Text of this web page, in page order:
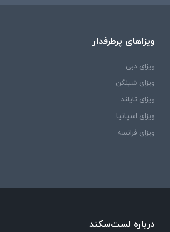
ویزاهای پرطرفدار
ویزای دبی
ویزای شینگن
ویزای تایلند
ویزای اسپانیا
ویزای فرانسه
درباره لست‌سکند